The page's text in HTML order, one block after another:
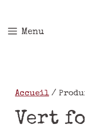
Menu
Accueil/
Vert